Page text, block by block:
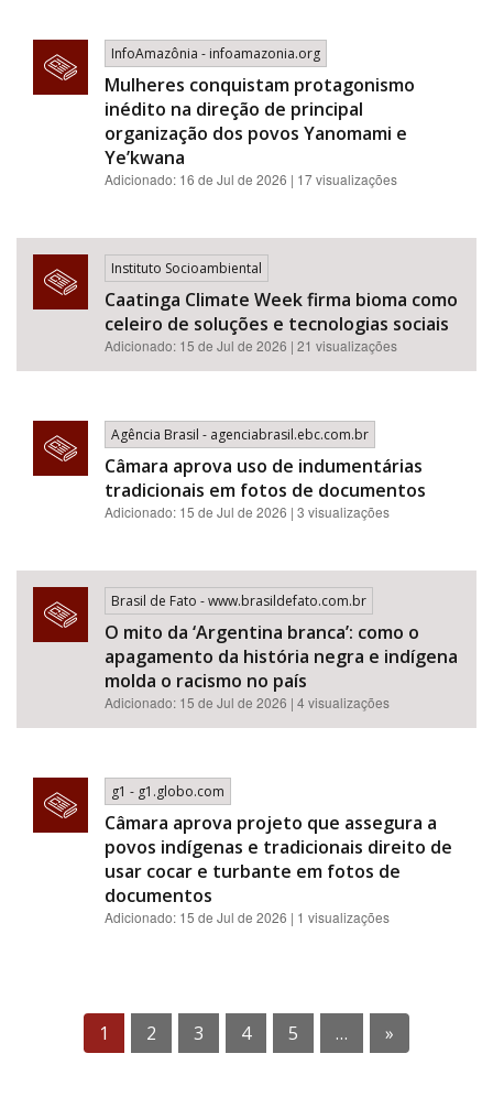
InfoAmazônia - infoamazonia.org
Mulheres conquistam protagonismo
inédito na direção de principal
organização dos povos Yanomami e
Ye’kwana
Adicionado: 16 de Jul de 2026 | 17 visualizações
Instituto Socioambiental
Caatinga Climate Week firma bioma como
celeiro de soluções e tecnologias sociais
Adicionado: 15 de Jul de 2026 | 21 visualizações
Agência Brasil - agenciabrasil.ebc.com.br
Câmara aprova uso de indumentárias
tradicionais em fotos de documentos
Adicionado: 15 de Jul de 2026 | 3 visualizações
Brasil de Fato - www.brasildefato.com.br
O mito da ‘Argentina branca’: como o
apagamento da história negra e indígena
molda o racismo no país
Adicionado: 15 de Jul de 2026 | 4 visualizações
g1 - g1.globo.com
Câmara aprova projeto que assegura a
povos indígenas e tradicionais direito de
usar cocar e turbante em fotos de
documentos
Adicionado: 15 de Jul de 2026 | 1 visualizações
1 2 3 4 5 … »